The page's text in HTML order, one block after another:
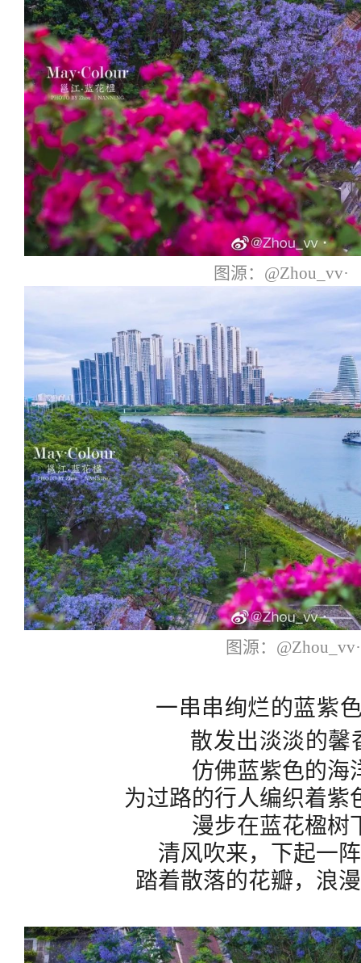
图源：@Zhou_vv·
图源：@Zhou_vv·
一串串绚烂的蓝紫
散发出淡淡的馨
仿佛蓝紫色的海
为过路的行人编织着紫
漫步在蓝花楹树
清风吹来，下起一
踏着散落的花瓣，浪